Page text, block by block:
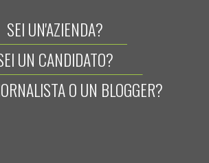
SEI UN'AZIENDA?
UN CANDIDATO?
O UN BLOGGER?